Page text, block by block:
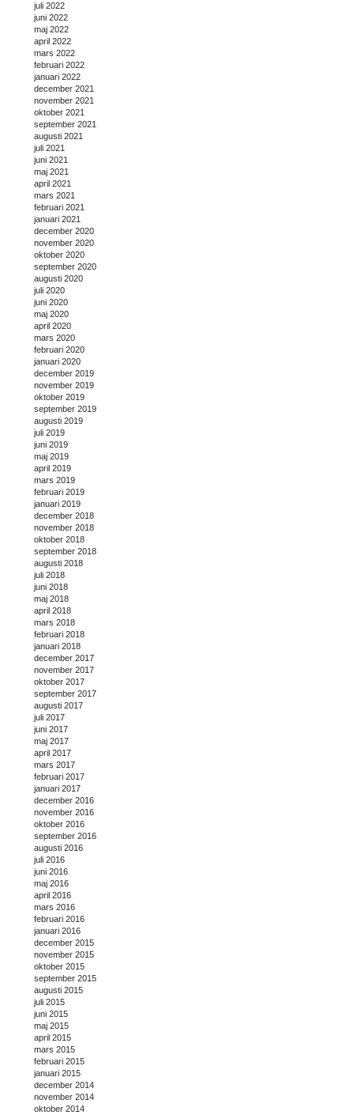
juli 2022
juni 2022
maj 2022
april 2022
mars 2022
februari 2022
januari 2022
december 2021
november 2021
oktober 2021
september 2021
augusti 2021
juli 2021
juni 2021
maj 2021
april 2021
mars 2021
februari 2021
januari 2021
december 2020
november 2020
oktober 2020
september 2020
augusti 2020
juli 2020
juni 2020
maj 2020
april 2020
mars 2020
februari 2020
januari 2020
december 2019
november 2019
oktober 2019
september 2019
augusti 2019
juli 2019
juni 2019
maj 2019
april 2019
mars 2019
februari 2019
januari 2019
december 2018
november 2018
oktober 2018
september 2018
augusti 2018
juli 2018
juni 2018
maj 2018
april 2018
mars 2018
februari 2018
januari 2018
december 2017
november 2017
oktober 2017
september 2017
augusti 2017
juli 2017
juni 2017
maj 2017
april 2017
mars 2017
februari 2017
januari 2017
december 2016
november 2016
oktober 2016
september 2016
augusti 2016
juli 2016
juni 2016
maj 2016
april 2016
mars 2016
februari 2016
januari 2016
december 2015
november 2015
oktober 2015
september 2015
augusti 2015
juli 2015
juni 2015
maj 2015
april 2015
mars 2015
februari 2015
januari 2015
december 2014
november 2014
oktober 2014